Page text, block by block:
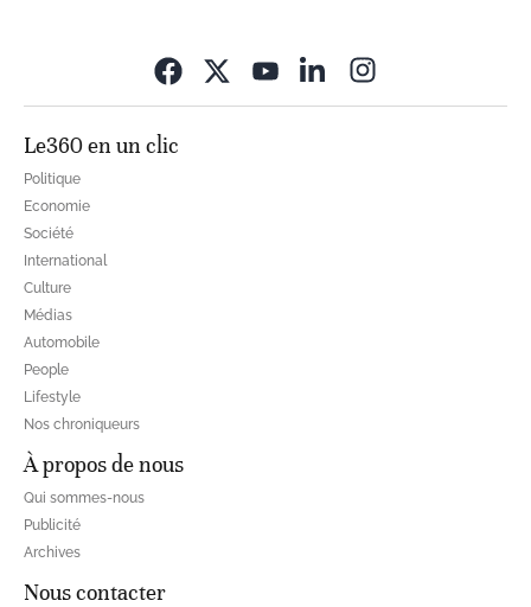
Le360 en un clic
Politique
Economie
Société
International
Culture
Médias
Automobile
People
Lifestyle
Nos chroniqueurs
À propos de nous
Qui sommes-nous
Publicité
Archives
Nous contacter